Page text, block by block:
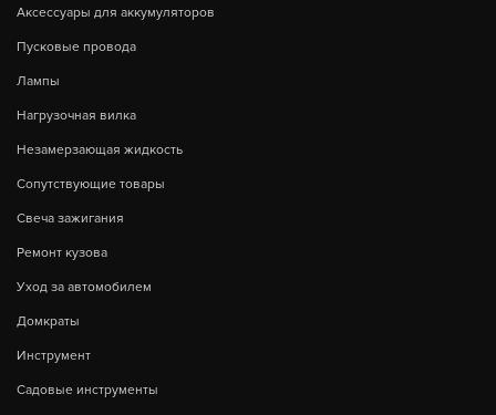
Аксессуары для аккумуляторов
Пусковые провода
Лампы
Нагрузочная вилка
Незамерзающая жидкость
Сопутствующие товары
Свеча зажигания
Ремонт кузова
Уход за автомобилем
Домкраты
Инструмент
Садовые инструменты